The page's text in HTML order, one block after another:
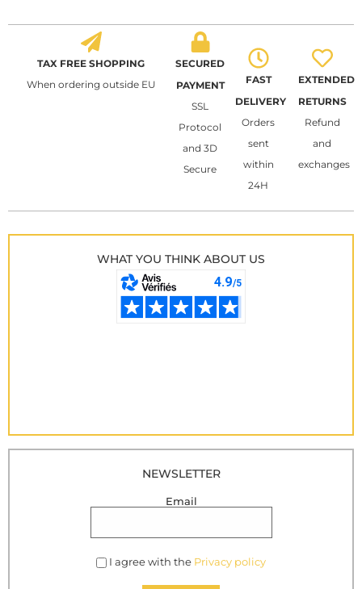
TAX FREE SHOPPING
When ordering outside EU
SECURED
PAYMENT
SSL
Protocol
and 3D
Secure
FAST
DELIVERY
Orders
sent
within
24H
EXTENDED
RETURNS
Refund
and
exchanges
WHAT YOU THINK ABOUT US
NEWSLETTER
Email
I agree with the Privacy policy